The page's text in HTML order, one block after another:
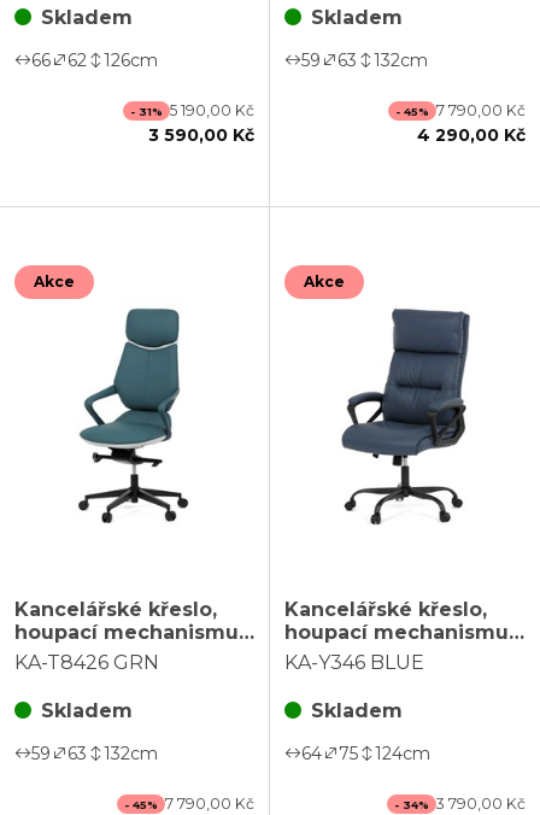
Skladem
66 62 126cm
- 31% 5 190,00 Kč
3 590,00 Kč
Skladem
59 63 132cm
- 45% 7 790,00 Kč
4 290,00 Kč
Akce
Kancelářské křeslo,
houpací mechanismus,
modrá ekokůže, KA-
KA-T8426 GRN
Skladem
59 63 132cm
- 45% 7 790,00 Kč
Akce
Kancelářské křeslo,
houpací mechanismus,
modrá ekokůže, KA-
KA-Y346 BLUE
Skladem
64 75 124cm
- 34% 3 790,00 Kč